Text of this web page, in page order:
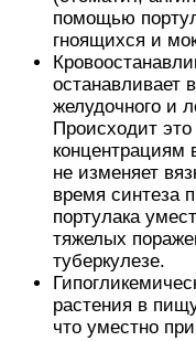
помощью
гноящихся и
останавливает
желудочного и
Происходит
концентрациям
не изменяет
время синтеза
портулака
тяжелых
туберкулезе.
растения в
что уместно